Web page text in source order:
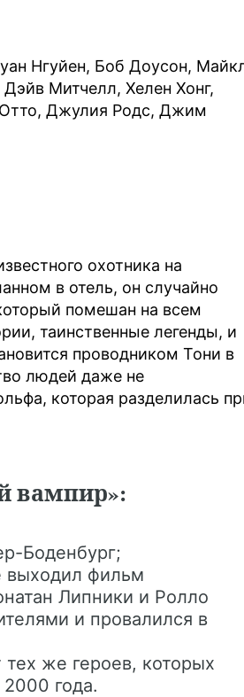
Нгуйен, Боб Доусон,
Митчелл, Хелен Хонг,
Джулия Родс, Джим
охотника на
в отель, он случайно
помешан на всем
таинственные легенды, и
проводником Тони в
людей даже не
которая разделилась
вампир»:
Боденбург;
выходил фильм
Липники и Ролло
и провалился в
же героев, которых
года.